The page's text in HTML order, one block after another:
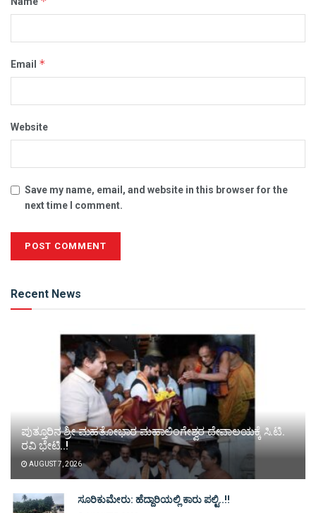
Email *
Website
Save my name, email, and website in this browser for the
next time I comment.
Recent News
ಪುತ್ತೂರಿನ ಶ್ರೀ ಮಹತೋಭಾರ ಮಹಾಲಿಂಗೇಶ್ವರ ದೇವಾಲಯಕ್ಕೆ ಸಿ.ಟಿ.
ರವಿ ಭೇಟಿ..!
AUGUST 7, 2026
ಸೂರಿಕುಮೇರು: ಹೆದ್ದಾರಿಯಲ್ಲಿ ಕಾರು ಪಲ್ಟಿ..!!